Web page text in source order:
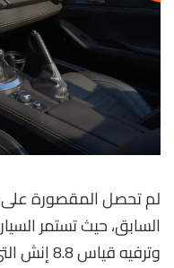
لم تحصل المقصورة على
السابق، حيث تستمر
وترفيه قياس 8.8 إنش التي تم تقديمها خلال تحديث 2024.